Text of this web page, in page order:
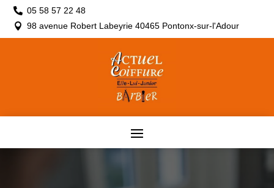
 05 58 57 22 48
 98 avenue Robert Labeyrie 40465 Pontonx-sur-l'Adour